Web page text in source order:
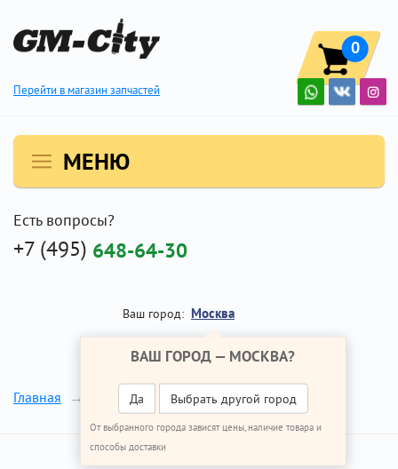
Перейти в магазин запчастей
0
МЕНЮ
Есть вопросы?
+7 (495) 648-64-30
Ваш город: Москва
ВАШ ГОРОД — МОСКВА?
Да Выбрать другой город
От выбранного города зависят цены, наличие товара и
способы доставки
Главная Ремонт Опель Антара